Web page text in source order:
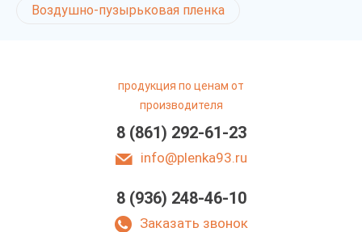
Воздушно-пузырьковая пленка
продукция по ценам от
производителя
8 (861) 292-61-23
info@plenka93.ru
8 (936) 248-46-10
Заказать звонок
Хозяйственные
перчатки в Краснодаре